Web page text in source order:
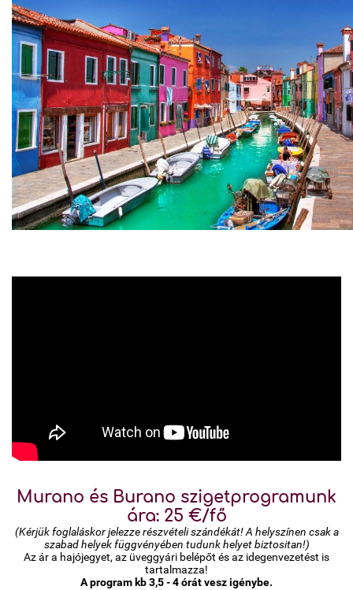
Murano és Burano szigetprogramunk
ára: 25 €/fő
(Kérjük foglaláskor jelezze részvételi szándékát! A helyszínen csak a
szabad helyek függvényében tudunk helyet biztositan!)
Az ár a hajójegyet, az üveggyári belépőt és az idegenvezetést is
tartalmazza!
A program kb 3,5 - 4 órát vesz igénybe.